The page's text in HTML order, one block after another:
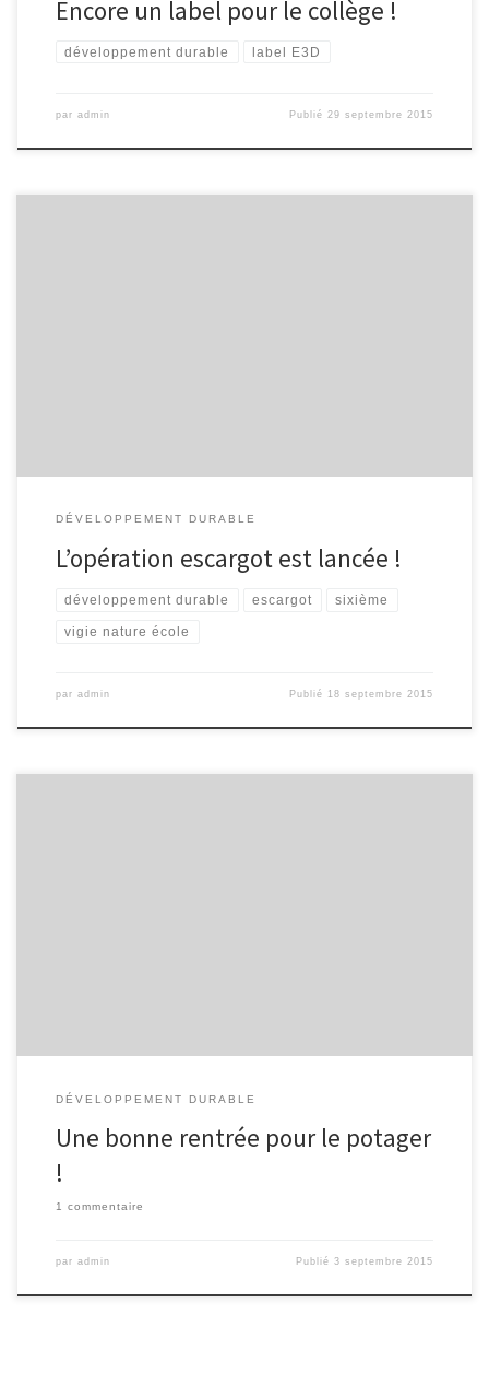
Encore un label pour le collège !
développement durable label E3D
par admin Publié29 septembre 2015
DÉVELOPPEMENT DURABLE
L’opération escargot est lancée !
développement durable escargot sixième
vigie nature école
par admin Publié 18 septembre 2015
DÉVELOPPEMENT DURABLE
Une bonne rentrée pour le potager
!
1 commentaire
par admin Publié3 septembre 2015